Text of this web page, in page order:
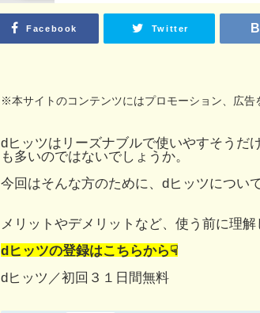
Facebook Twitter
※本サイトのコンテンツにはプロモーション、広告
dヒッツはリーズナブルで使いやすそうだ
も多いのではないでしょうか。
今回はそんな方のために、dヒッツについ
メリットやデメリットなど、使う前に理
dヒッツの登録はこちらから☟
dヒッツ／初回３１日間無料